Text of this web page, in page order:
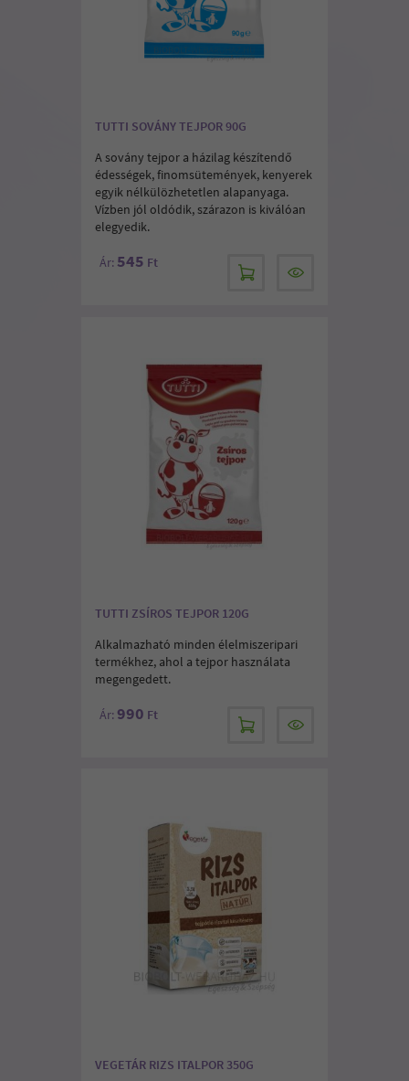
TUTTI SOVÁNY TEJPOR 90G
A sovány tejpor a házilag készítendő
édességek, finomsütemények, kenyerek
egyik nélkülözhetetlen alapanyaga.
Vízben jól oldódik, szárazon is kiválóan
elegyedik.
Ár: 545 Ft
TUTTI ZSÍROS TEJPOR 120G
Alkalmazható minden élelmiszeripari
termékhez, ahol a tejpor használata
megengedett.
Ár: 990 Ft
VEGETÁR RIZS ITALPOR 350G